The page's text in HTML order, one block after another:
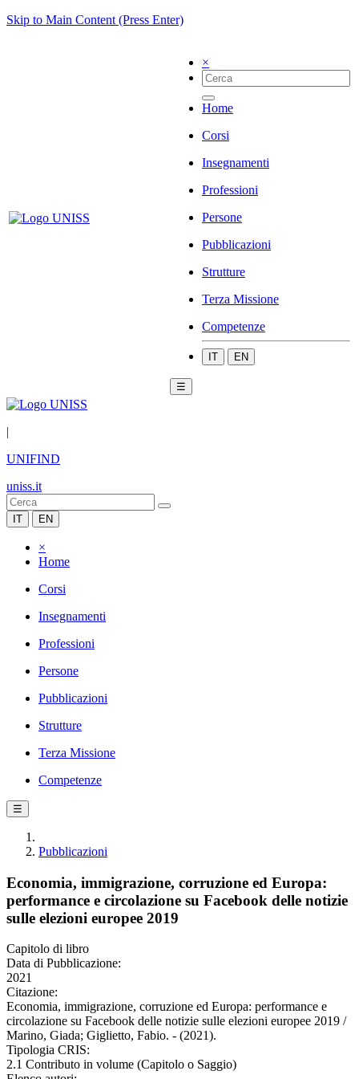
Skip to Main Content (Press Enter)
×
Home
Corsi
Insegnamenti
Professioni
Persone
Pubblicazioni
Strutture
Terza Missione
Competenze
IT EN
☰
|
UNIFIND
uniss.it
IT EN
×
Home
Corsi
Insegnamenti
Professioni
Persone
Pubblicazioni
Strutture
Terza Missione
Competenze
☰
Pubblicazioni
Economia, immigrazione, corruzione ed Europa:
performance e circolazione su Facebook delle notizie
sulle elezioni europee 2019
Capitolo di libro
Data di Pubblicazione:
2021
Citazione:
Economia, immigrazione, corruzione ed Europa: performance e
circolazione su Facebook delle notizie sulle elezioni europee 2019 /
Marino, Giada; Giglietto, Fabio. - (2021).
Tipologia CRIS:
2.1 Contributo in volume (Capitolo o Saggio)